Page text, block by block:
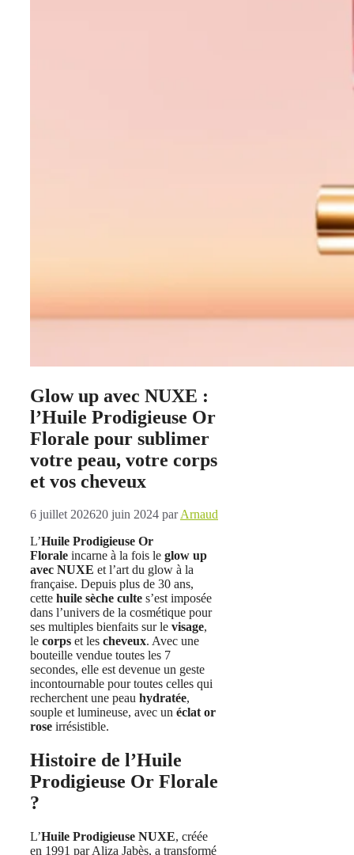
Glow up avec NUXE :
l’Huile Prodigieuse Or
Florale pour sublimer
votre peau, votre corps
et vos cheveux
6 juillet 202620 juin 2024 parArnaud
L’Huile Prodigieuse Or
Florale incarne à la fois le glow up
avec NUXE et l’art du glow à la
française. Depuis plus de 30 ans,
cette huile sèche culte s’est imposée
dans l’univers de la cosmétique pour
ses multiples bienfaits sur le visage,
le corps et les cheveux. Avec une
bouteille vendue toutes les 7
secondes, elle est devenue un geste
incontournable pour toutes celles qui
recherchent une peau hydratée,
souple et lumineuse, avec un éclat or
rose irrésistible.
Histoire de l’Huile
Prodigieuse Or Florale
?
L’Huile Prodigieuse NUXE, créée
en 1991 par Aliza Jabès, a transformé